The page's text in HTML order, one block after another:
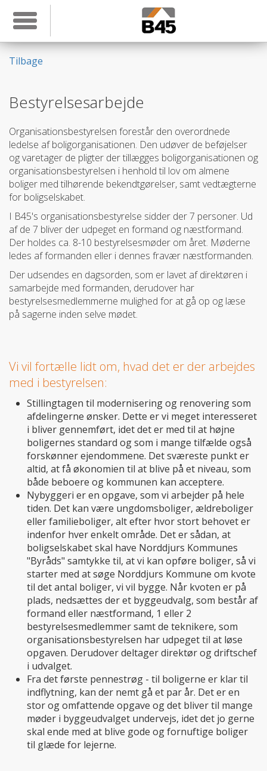
Toggle navigation
Tilbage
Bestyrelsesarbejde
Organisationsbestyrelsen forestår den overordnede
ledelse af boligorganisationen. Den udøver de beføjelser
og varetager de pligter der tillægges boligorganisationen og
organisationsbestyrelsen i henhold til lov om almene
boliger med tilhørende bekendtgørelser, samt vedtægterne
for boligselskabet.
I B45's organisationsbestyrelse sidder der 7 personer. Ud
af de 7 bliver der udpeget en formand og næstformand.
Der holdes ca. 8-10 bestyrelsesmøder om året. Møderne
ledes af formanden eller i dennes fravær næstformanden.
Der udsendes en dagsorden, som er lavet af direktøren i
samarbejde med formanden, derudover har
bestyrelsesmedlemmerne mulighed for at gå op og læse
på sagerne inden selve mødet.
Vi vil fortælle lidt om, hvad det er der arbejdes
med i bestyrelsen:
Stillingtagen til modernisering og renovering som
afdelingerne ønsker. Dette er vi meget interesseret
i bliver gennemført, idet det er med til at højne
boligernes standard og som i mange tilfælde også
forskønner ejendommene. Det sværeste punkt er
altid, at få økonomien til at blive på et niveau, som
både beboere og kommunen kan acceptere.
Nybyggeri er en opgave, som vi arbejder på hele
tiden. Det kan være ungdomsboliger, ældreboliger
eller familieboliger, alt efter hvor stort behovet er
indenfor hver enkelt område. Det er sådan, at
boligselskabet skal have Norddjurs Kommunes
"Byråds" samtykke til, at vi kan opføre boliger, så vi
starter med at søge Norddjurs Kommune om kvote
til det antal boliger, vi vil bygge. Når kvoten er på
plads, nedsættes der et byggeudvalg, som består af
formand eller næstformand, 1 eller 2
bestyrelsesmedlemmer samt de teknikere, som
organisationsbestyrelsen har udpeget til at løse
opgaven. Derudover deltager direktør og driftschef
i udvalget.
Fra det første pennestrøg - til boligerne er klar til
indflytning, kan der nemt gå et par år. Det er en
stor og omfattende opgave og det bliver til mange
møder i byggeudvalget undervejs, idet det jo gerne
skal ende med at blive gode og fornuftige boliger
til glæde for lejerne.